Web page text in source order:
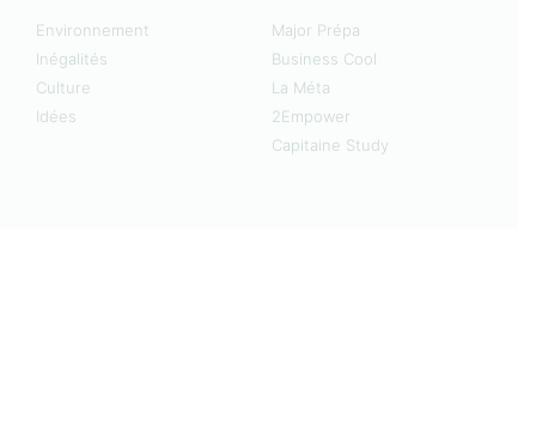
Environnement
Inégalités
Culture
Idées
Major Prépa
Business Cool
La Méta
2Empower
Capitaine Study